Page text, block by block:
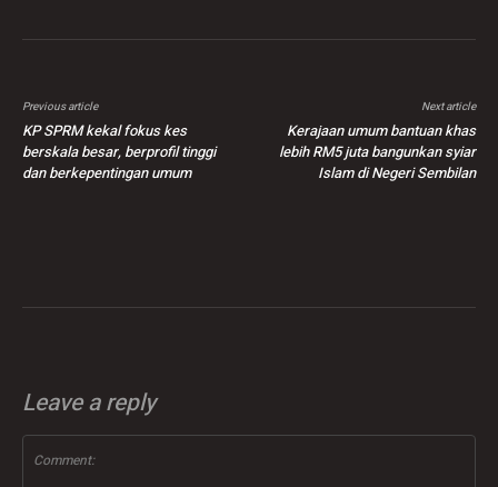
Previous article
KP SPRM kekal fokus kes
berskala besar, berprofil tinggi
dan berkepentingan umum
Next article
Kerajaan umum bantuan khas
lebih RM5 juta bangunkan syiar
Islam di Negeri Sembilan
Leave a reply